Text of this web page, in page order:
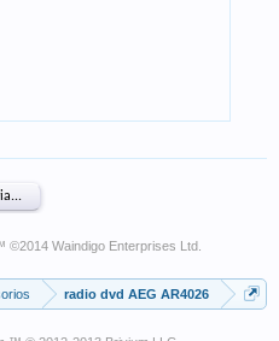
©2014 Waindigo Enterprises Ltd
radio dvd AEG AR4026